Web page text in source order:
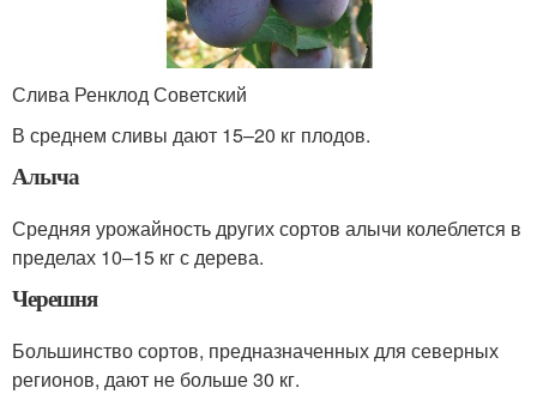
Слива Ренклод Советский
В среднем сливы дают 15–20 кг плодов.
Алыча
Средняя урожайность других сортов алычи колеблется в
пределах 10–15 кг с дерева.
Черешня
Большинство сортов, предназначенных для северных
регионов, дают не больше 30 кг.